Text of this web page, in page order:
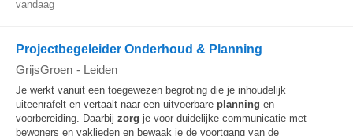
vandaag
Projectbegeleider Onderhoud & Planning
GrijsGroen - Leiden
Je werkt vanuit een toegewezen begroting die je inhoudelijk
uiteenrafelt en vertaalt naar een uitvoerbare planning en
voorbereiding. Daarbij zorg je voor duidelijke communicatie met
bewoners en vaklieden en bewaak je de voortgang van de